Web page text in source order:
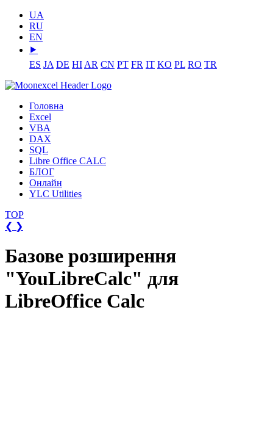
UA
RU
EN
⯈
ES JA DE HI AR CN PT FR IT KO PL RO TR
Головна
Excel
VBA
DAX
SQL
Libre Office CALC
БЛОГ
Онлайн
YLC Utilities
TOP
❮ ❯
Базове розширення
"YouLibreCalc" для
LibreOffice Calc